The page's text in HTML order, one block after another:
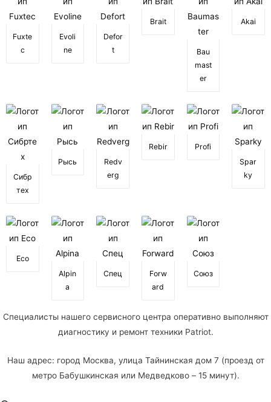
Fuxte
c
Evoli
ne
Defor
t
Brait
Bau
mast
er
Akai
Сибр
тех
Рысь
Redv
erg
Rebir
Profi
Spar
ky
Eco
Alpin
a
Спец
Forw
ard
Союз
Специалисты нашего сервисного центра оперативно выполняют
диагностику и ремонт техники Patriot.
Наш адрес: город Москва, улица Тайнинская дом 7 (проезд от
метро Бабушкинская или Медведково – 15 минут).